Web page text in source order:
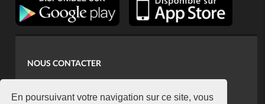
En poursuivant votre navigation sur ce site, vous
NOUS CONTACTER
koaci@yahoo.fr